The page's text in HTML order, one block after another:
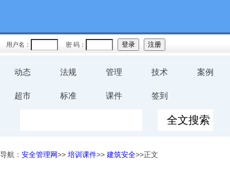
用户名： 密 码：
动态 法规 管理 技术 案例
超市 标准 课件 签到
导航： 安全管理网>> 培训课件>> 建筑安全>>正文